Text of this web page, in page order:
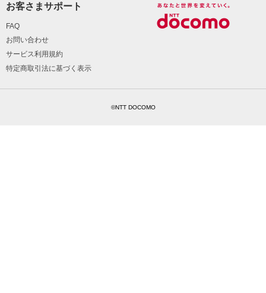
お客さまサポート
FAQ
お問い合わせ
サービス利用規約
特定商取引法に基づく表示
©NTT DOCOMO